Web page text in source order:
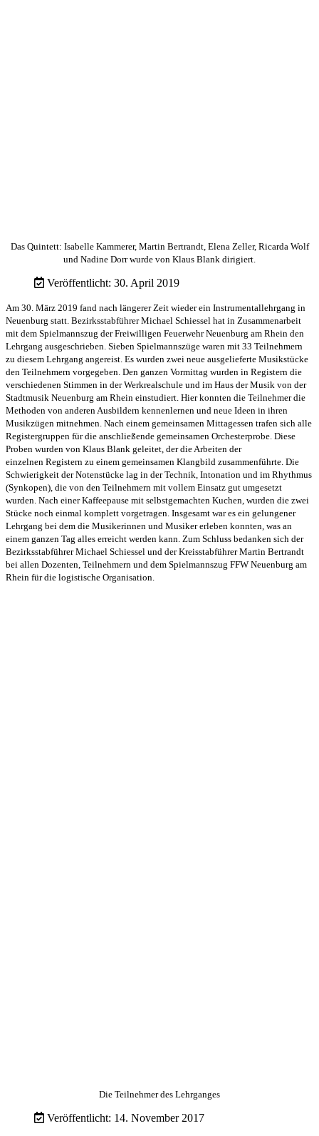
Das Quintett: Isabelle Kammerer, Martin Bertrandt, Elena Zeller, Ricarda Wolf
und Nadine Dorr wurde von Klaus Blank dirigiert.
Veröffentlicht: 30. April 2019
Am 30. März 2019 fand nach längerer Zeit wieder ein Instrumentallehrgang in
Neuenburg statt. Bezirksstabführer Michael Schiessel hat in Zusammenarbeit
mit dem Spielmannszug der Freiwilligen Feuerwehr Neuenburg am Rhein den
Lehrgang ausgeschrieben. Sieben Spielmannszüge waren mit 33 Teilnehmern
zu diesem Lehrgang angereist. Es wurden zwei neue ausgelieferte Musikstücke
den Teilnehmern vorgegeben. Den ganzen Vormittag wurden in Registern die
verschiedenen Stimmen in der Werkrealschule und im Haus der Musik von der
Stadtmusik Neuenburg am Rhein einstudiert. Hier konnten die Teilnehmer die
Methoden von anderen Ausbildern kennenlernen und neue Ideen in ihren
Musikzügen mitnehmen. Nach einem gemeinsamen Mittagessen trafen sich alle
Registergruppen für die anschließende gemeinsamen Orchesterprobe. Diese
Proben wurden von Klaus Blank geleitet, der die Arbeiten der
einzelnen Registern zu einem gemeinsamen Klangbild zusammenführte. Die
Schwierigkeit der Notenstücke lag in der Technik, Intonation und im Rhythmus
(Synkopen), die von den Teilnehmern mit vollem Einsatz gut umgesetzt
wurden. Nach einer Kaffeepause mit selbstgemachten Kuchen, wurden die zwei
Stücke noch einmal komplett vorgetragen. Insgesamt war es ein gelungener
Lehrgang bei dem die Musikerinnen und Musiker erleben konnten, was an
einem ganzen Tag alles erreicht werden kann. Zum Schluss bedanken sich der
Bezirksstabführer Michael Schiessel und der Kreisstabführer Martin Bertrandt
bei allen Dozenten, Teilnehmern und dem Spielmannszug FFW Neuenburg am
Rhein für die logistische Organisation.
Die Teilnehmer des Lehrganges
Veröffentlicht: 14. November 2017